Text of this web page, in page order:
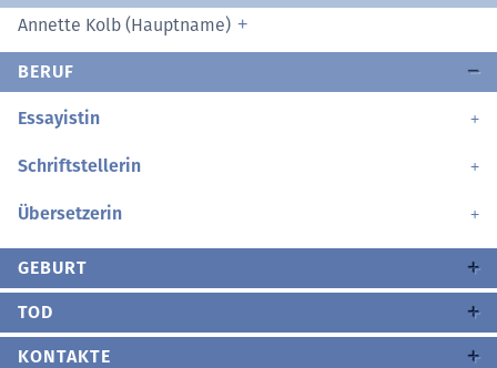
Annette Kolb (Hauptname)
BERUF
Essayistin
Schriftstellerin
Übersetzerin
GEBURT
TOD
KONTAKTE